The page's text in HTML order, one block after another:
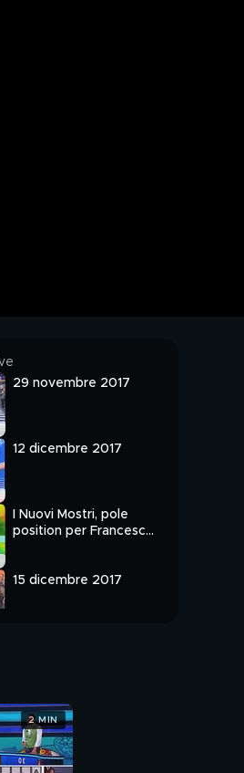
29 novembre 2017
12 dicembre 2017
I Nuovi Mostri, pole
position per Francesco
15 dicembre 2017
2 MIN